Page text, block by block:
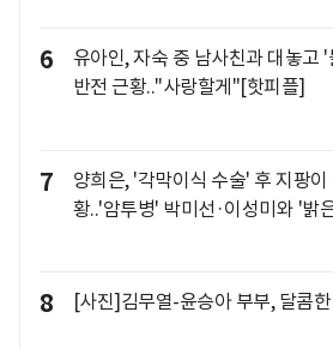
6
유아인, 자숙 중 남사친과 대놓고
반전 근황.."사랑할게"[핫피플]
7
양희은, '각막이식 수술' 후 지팡이
황..'암투병' 박미선·이성미와 '밝
8 [사진]김무열-윤승아 부부, 달콤